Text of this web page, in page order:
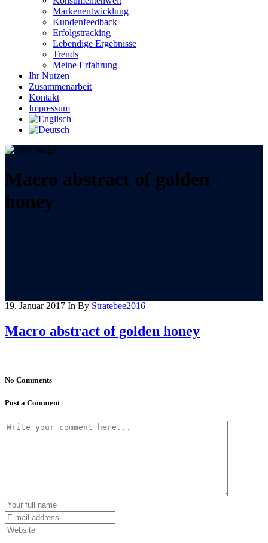
Markenentwicklung
Kundenfeedback
Erfolgstracking
Lebendige Ergebnisse
Trends
Meine Erfahrung
Ihr Nutzen
Zusammenarbeit
Kontakt
Impressum
Macro abstract of golden
honey
19. Januar 2017 In By Stratebee2016
Macro abstract of golden honey
No Comments
Post a Comment